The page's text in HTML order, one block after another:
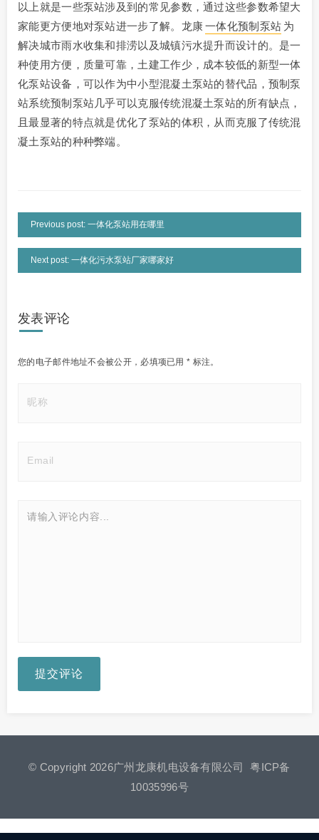
以上就是一些泵站涉及到的常见参数，通过这些参数希望大
家能更方便地对泵站进一步了解。龙康一体化预制泵站 为
解决城市雨水收集和排涝以及城镇污水提升而设计的。是一
种使用方便，质量可靠，土建工作少，成本较低的新型一体
化泵站设备，可以作为中小型混凝土泵站的替代品，预制泵
站系统预制泵站几乎可以克服传统混凝土泵站的所有缺点，
且最显著的特点就是优化了泵站的体积，从而克服了传统混
凝土泵站的种种弊端。
Previous post: 一体化泵站用在哪里
Next post: 一体化污水泵站厂家哪家好
发表评论
您的电子邮件地址不会被公开， 必填项已用* 标注。
提交评论
© Copyright 2026广州龙康机电设备有限公司粤ICP备
10035996号